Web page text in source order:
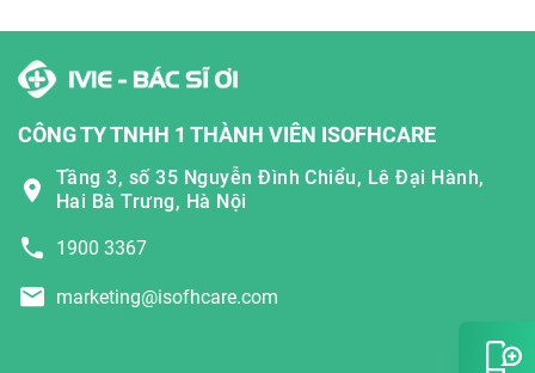
CÔNG TY TNHH 1 THÀNH VIÊN ISOFHCARE
Tầng 3, số 35 Nguyễn Đình Chiểu, Lê Đại Hành,
Hai Bà Trưng, Hà Nội
1900 3367
marketing@isofhcare.com